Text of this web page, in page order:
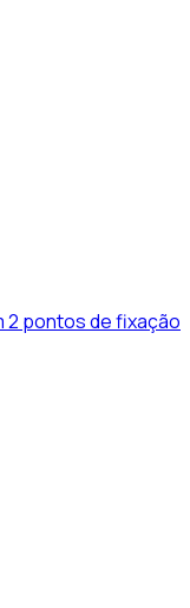
2 pontos de fixação